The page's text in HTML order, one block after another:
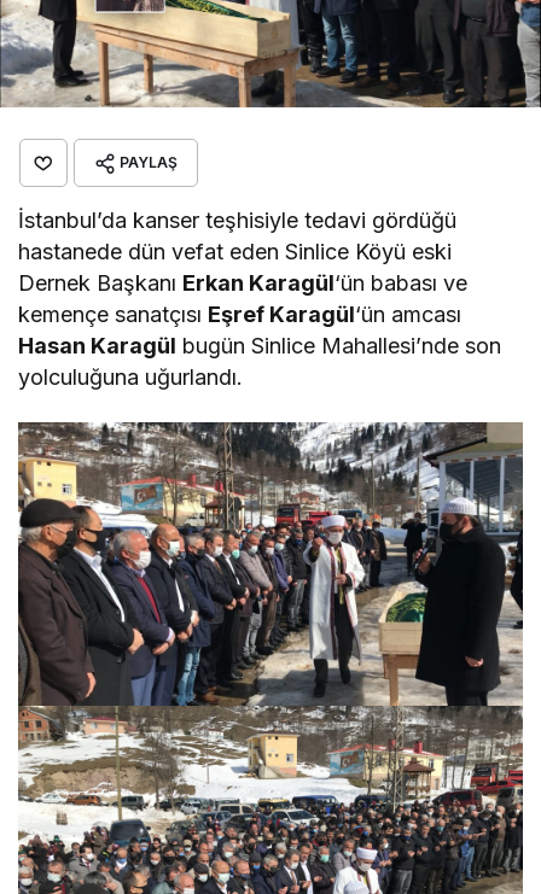
PAYLAŞ
İstanbul’da kanser teşhisiyle tedavi gördüğü
hastanede dün vefat eden Sinlice Köyü eski
Dernek Başkanı Erkan Karagül‘ün babası ve
kemençe sanatçısı Eşref Karagül‘ün amcası
Hasan Karagül bugün Sinlice Mahallesi’nde son
yolculuğuna uğurlandı.